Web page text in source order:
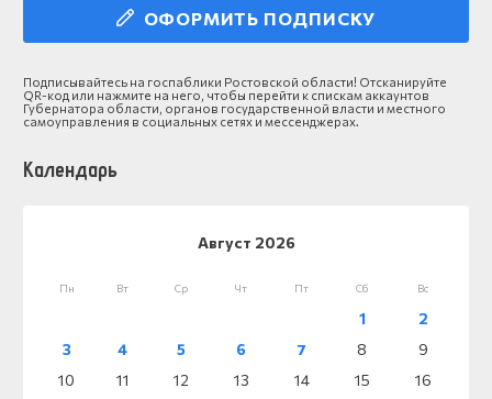
ОФОРМИТЬ ПОДПИСКУ
Подписывайтесь на госпаблики Ростовской области! Отсканируйте
QR-код или нажмите на него, чтобы перейти к спискам аккаунтов
Губернатора области, органов государственной власти и местного
самоуправления в социальных сетях и мессенджерах.
Календарь
Август 2026
Пн Вт Ср Чт Пт Сб Вс
1
2
3
4 5 6 7 8
9
10
11 12 13 14 15
16